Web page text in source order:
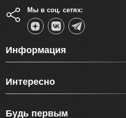
Мы в соц. сетях:
Информация
Интересно
Будь первым